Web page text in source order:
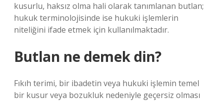
kusurlu, haksız olma hali olarak tanımlanan butlan;
hukuk terminolojisinde ise hukuki işlemlerin
niteliğini ifade etmek için kullanılmaktadır.
Butlan ne demek din?
Fıkıh terimi, bir ibadetin veya hukuki işlemin temel
bir kusur veya bozukluk nedeniyle geçersiz olması